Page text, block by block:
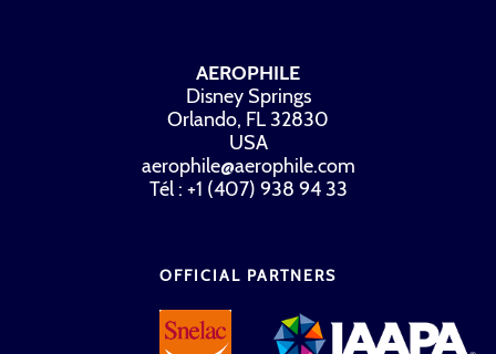
AEROPHILE
Disney Springs
Orlando, FL 32830
USA
aerophile@aerophile.com
Tél : +1 (407) 938 94 33
OFFICIAL PARTNERS